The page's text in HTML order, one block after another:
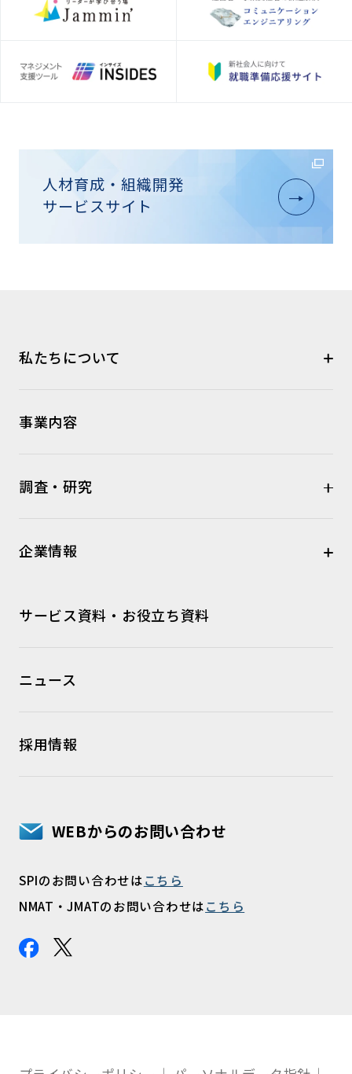
人材育成・組織開発
サービスサイト
私たちについて
事業内容
調査・研究
企業情報
サービス資料・お役立ち資料
ニュース
採用情報
WEBからのお問い合わせ
SPIのお問い合わせはこちら
NMAT・JMATのお問い合わせはこちら